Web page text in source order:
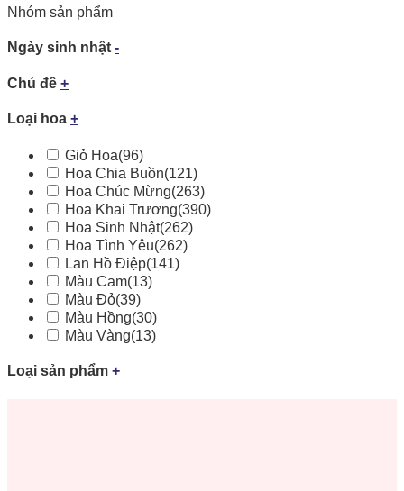
Nhóm sản phẩm
Ngày sinh nhật -
Chủ đề +
Loại hoa +
Giỏ Hoa(96)
Hoa Chia Buồn(121)
Hoa Chúc Mừng(263)
Hoa Khai Trương(390)
Hoa Sinh Nhật(262)
Hoa Tình Yêu(262)
Lan Hồ Điệp(141)
Màu Cam(13)
Màu Đỏ(39)
Màu Hồng(30)
Màu Vàng(13)
Loại sản phẩm +